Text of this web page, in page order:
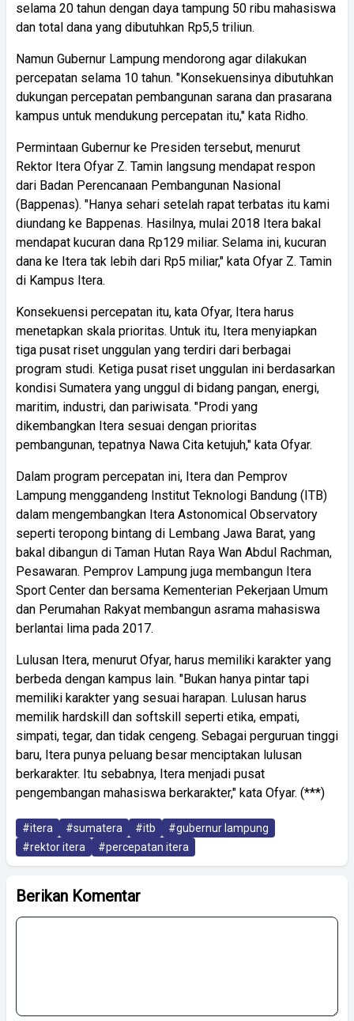
selama 20 tahun dengan daya tampung 50 ribu mahasiswa
dan total dana yang dibutuhkan Rp5,5 triliun.
Namun Gubernur Lampung mendorong agar dilakukan
percepatan selama 10 tahun. "Konsekuensinya dibutuhkan
dukungan percepatan pembangunan sarana dan prasarana
kampus untuk mendukung percepatan itu," kata Ridho.
Permintaan Gubernur ke Presiden tersebut, menurut
Rektor Itera Ofyar Z. Tamin langsung mendapat respon
dari Badan Perencanaan Pembangunan Nasional
(Bappenas). "Hanya sehari setelah rapat terbatas itu kami
diundang ke Bappenas. Hasilnya, mulai 2018 Itera bakal
mendapat kucuran dana Rp129 miliar. Selama ini, kucuran
dana ke Itera tak lebih dari Rp5 miliar," kata Ofyar Z. Tamin
di Kampus Itera.
Konsekuensi percepatan itu, kata Ofyar, Itera harus
menetapkan skala prioritas. Untuk itu, Itera menyiapkan
tiga pusat riset unggulan yang terdiri dari berbagai
program studi. Ketiga pusat riset unggulan ini berdasarkan
kondisi Sumatera yang unggul di bidang pangan, energi,
maritim, industri, dan pariwisata. "Prodi yang
dikembangkan Itera sesuai dengan prioritas
pembangunan, tepatnya Nawa Cita ketujuh," kata Ofyar.
Dalam program percepatan ini, Itera dan Pemprov
Lampung menggandeng Institut Teknologi Bandung (ITB)
dalam mengembangkan Itera Astonomical Observatory
seperti teropong bintang di Lembang Jawa Barat, yang
bakal dibangun di Taman Hutan Raya Wan Abdul Rachman,
Pesawaran. Pemprov Lampung juga membangun Itera
Sport Center dan bersama Kementerian Pekerjaan Umum
dan Perumahan Rakyat membangun asrama mahasiswa
berlantai lima pada 2017.
Lulusan Itera, menurut Ofyar, harus memiliki karakter yang
berbeda dengan kampus lain. "Bukan hanya pintar tapi
memiliki karakter yang sesuai harapan. Lulusan harus
memilik hardskill dan softskill seperti etika, empati,
simpati, tegar, dan tidak cengeng. Sebagai perguruan tinggi
baru, Itera punya peluang besar menciptakan lulusan
berkarakter. Itu sebabnya, Itera menjadi pusat
pengembangan mahasiswa berkarakter," kata Ofyar. (***)
#itera #sumatera #itb
#gubernur lampung
#rektor itera
#percepatan itera
Berikan Komentar